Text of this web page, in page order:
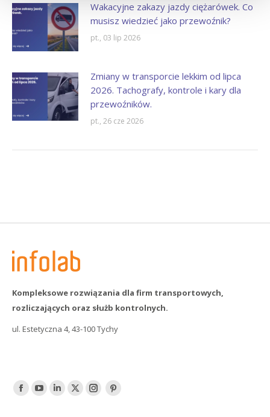
Wakacyjne zakazy jazdy ciężarówek. Co
musisz wiedzieć jako przewoźnik?
pt., 03 lip 2026
Zmiany w transporcie lekkim od lipca
2026. Tachografy, kontrole i kary dla
przewoźników.
pt., 26 cze 2026
Kompleksowe rozwiązania dla firm transportowych,
rozliczających oraz służb kontrolnych.
ul. Estetyczna 4, 43-100 Tychy
Find us on:
FacebookYouTube
LinkedTwitterInstagramPinterest